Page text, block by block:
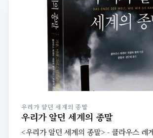
우리가 알던 세계의 종말
우리가 알던 세계의 종말
<우리가 알던 세계의 종말> - 클라우스 레